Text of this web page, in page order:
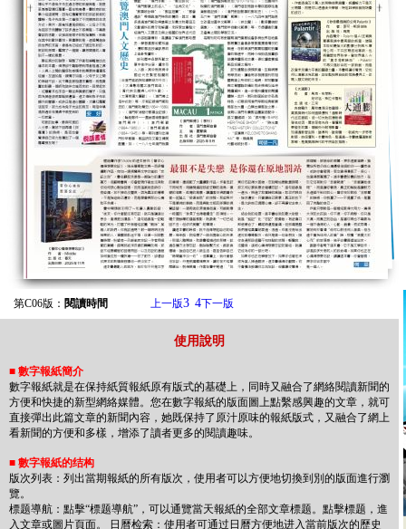
使用說明
■ 數字報紙簡介
數字報紙就是在保持紙質報紙原有版式的基礎上，同時又融合了網絡閱讀新聞的
方便和快捷的新型網絡媒體。您在數字報紙的版面圖上點繫感興趣的文章，就可
直接彈出此篇文章的新聞內容，她既保持了原汁原味的報紙版式，又融合了網上
看新聞的方便和多樣，增添了讀者更多的閱讀趣味。
■ 數字報紙的结构
版次列表：列出當期報紙的所有版次，使用者可以方便地切換到別的版面進行瀏
覽。
標题導航：點擊“標题導航”，可以通覽當天報紙的全部文章標题。點擊標题，進
入文章或圖片頁面。 日曆检索：使用者可通过日曆方便地进入當前版次的歷史
第C06版： 閱讀時間 上一版3 4下一版